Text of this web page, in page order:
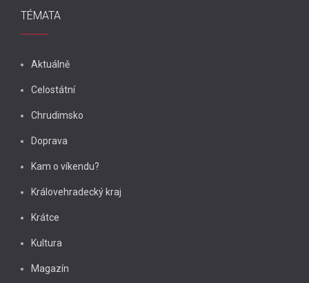
TÉMATA
Aktuálně
Celostátní
Chrudimsko
Doprava
Kam o víkendu?
Královehradecký kraj
Krátce
Kultura
Magazín